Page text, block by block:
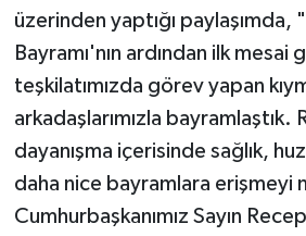
üzerinden yaptığı paylaşımda,
Bayramı'nın ardından ilk
teşkilatımızda görev yapan
arkadaşlarımızla bayramlaştık.
dayanışma içerisinde sağlık,
daha nice bayramlara erişmeyi
Cumhurbaşkanımız Sayın